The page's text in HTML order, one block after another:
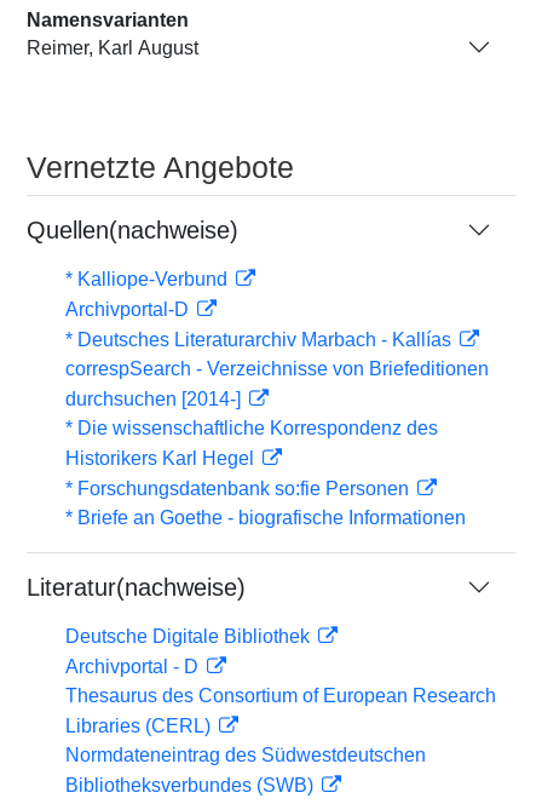
Namensvarianten
Reimer, Karl August
Vernetzte Angebote
Quellen(nachweise)
* Kalliope-Verbund
Archivportal-D
* Deutsches Literaturarchiv Marbach - Kallías
correspSearch - Verzeichnisse von Briefeditionen
durchsuchen [2014-]
* Die wissenschaftliche Korrespondenz des
Historikers Karl Hegel
* Forschungsdatenbank so:fie Personen
* Briefe an Goethe - biografische Informationen
Literatur(nachweise)
Deutsche Digitale Bibliothek
Archivportal - D
Thesaurus des Consortium of European Research
Libraries (CERL)
Normdateneintrag des Südwestdeutschen
Bibliotheksverbundes (SWB)